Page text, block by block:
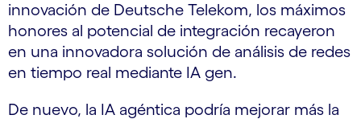
innovación de Deutsche Telekom, los máximos
honores al potencial de integración recayeron
en una innovadora solución de análisis de redes
en tiempo real mediante IA gen.
De nuevo, la IA agéntica podría mejorar más la